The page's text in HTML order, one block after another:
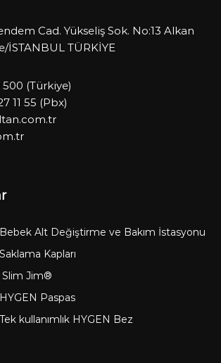
Cad. Yükseliş Sok. No:13 Alkan
İSTANBUL TÜRKİYE
500 (Türkiye)
11 55 (Pbx)
Alt Değiştirme ve Bakım İstasyonu
Kapları
Jim®
Paspas
kullanımlık HYGEN Bez